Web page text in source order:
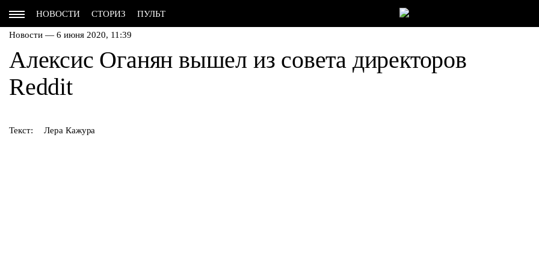
НОВОСТИ СТОРИЗ ПУЛЬТ
Новости — 6 июня 2020, 11:39
Алексис Оганян вышел из совета директоров
Reddit
Текст: Лера Кажура